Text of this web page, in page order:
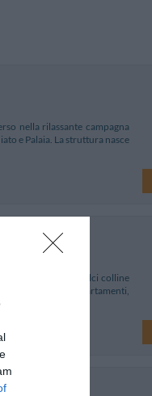
nella rilassante campagna
e Palaia. La struttura nasce
e Firenze su dolci colline
di comodi appartamenti,